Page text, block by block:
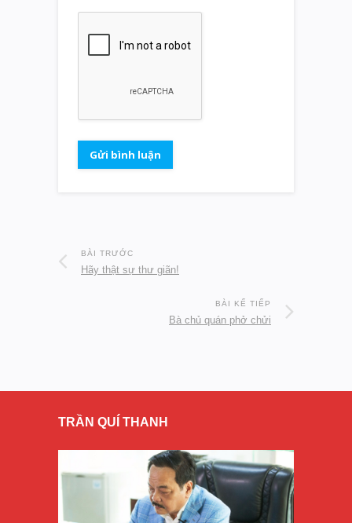
BÀI TRƯỚC
Hãy thật sự thư giãn!
BÀI KẾ TIẾP
Bà chủ quán phở chửi
TRẦN QUÍ THANH